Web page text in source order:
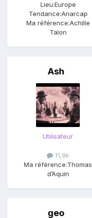
Lieu:Europe
Tendance:Anarcap
Ma référence:Achille
Talon
Ash
Utilisateur
11,9k
Ma référence:Thomas
d’Aquin
geo